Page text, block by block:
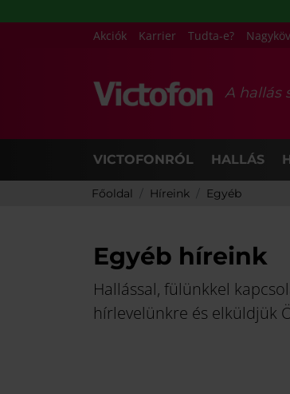
Akciók Karrier Tudta-e?
A hallás
VICTOFONRÓL HALLÁS
Főoldal Híreink Egyéb
Egyéb híreink
Hallással, fülünkkel
hírlevelünkre és elküldjük